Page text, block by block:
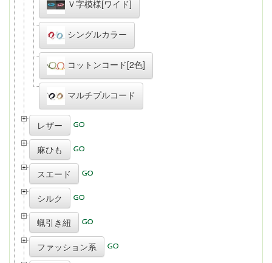
Ｖ字模様[ワイド]
シングルカラー
コットンコード[2色]
マルチプルコード
レザー
麻ひも
スエード
シルク
蝋引き紐
ファッション系